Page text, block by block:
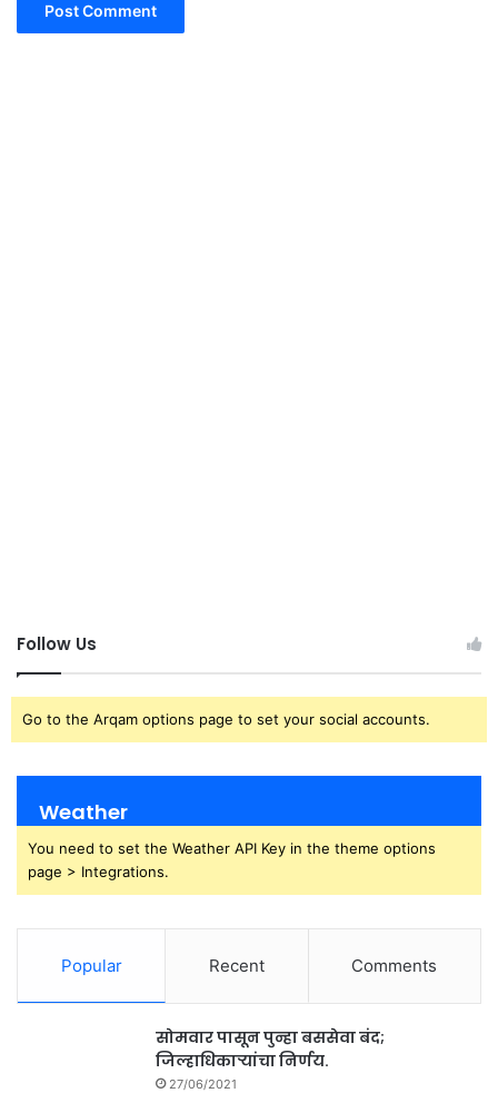
Follow Us
Go to the Arqam options page to set your social accounts.
Weather
You need to set the Weather API Key in the theme options
page > Integrations.
Popular Recent Comments
सोमवार पासून पुन्हा बससेवा बंद;
जिल्हाधिकाऱ्यांचा निर्णय.
27/06/2021